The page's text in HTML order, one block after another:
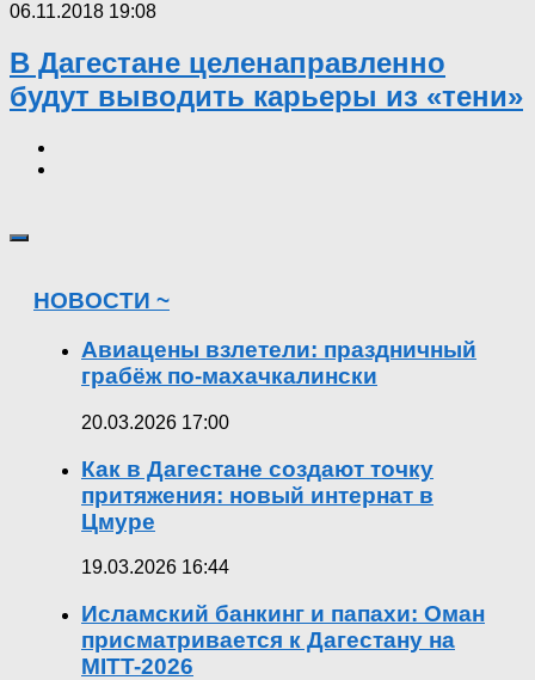
06.11.2018 19:08
В Дагестане целенаправленно
будут выводить карьеры из «тени»
НОВОСТИ ~
Авиацены взлетели: праздничный
грабёж по-махачкалински
20.03.2026 17:00
Как в Дагестане создают точку
притяжения: новый интернат в
Цмуре
19.03.2026 16:44
Исламский банкинг и папахи: Оман
присматривается к Дагестану на
MITT-2026